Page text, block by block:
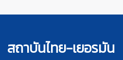
สถาบันไทย-เยอรมัน